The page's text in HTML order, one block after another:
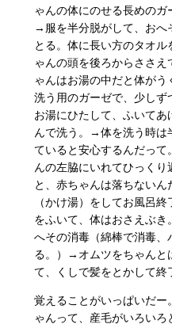
ゃんの体にのせる長めの
→服を半分脱がして、おへ
とる。体に長い方のタオ
ゃんの頭を後ろからささ
ゃんはお湯の中だと体が
洗う用のガーゼで、少しず
お湯にひたして、ふいて
んで洗う。→体を洗う時は
ていると安心するんだっ
んの左脇にいれてひっく
と、赤ちゃんは落ちない
（かけ湯）をしてお風呂
をふいて、体はおさえぶ
へその消毒（綿棒で消毒、
る。）→オムツをちゃんと
て、くしで髪をとかして終
覚えることがいっぱいだー
ゃんって、産毛がいろい